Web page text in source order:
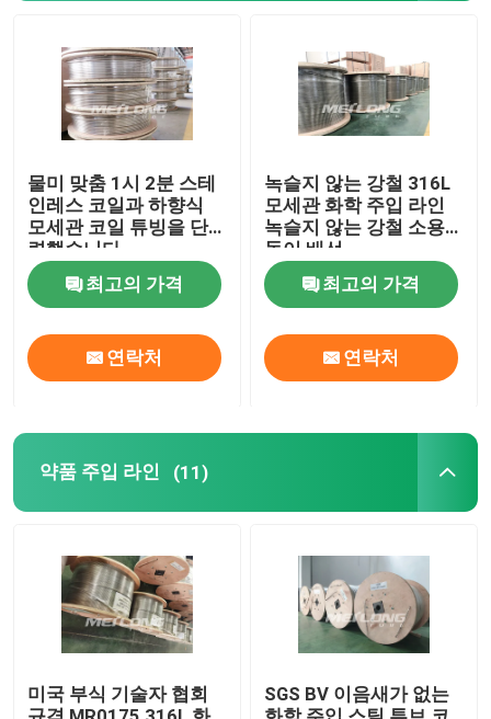
물미 맞춤 1시 2분 스테
인레스 코일과 하향식
모세관 코일 튜빙을 단
련했습니다
최고의 가격
연락처
녹슬지 않는 강철 316L
모세관 화학 주입 라인
녹슬지 않는 강철 소용
돌이 배선
최고의 가격
연락처
약품 주입 라인 (11)
미국 부식 기술자 협회
SGS BV 이음새가 없는